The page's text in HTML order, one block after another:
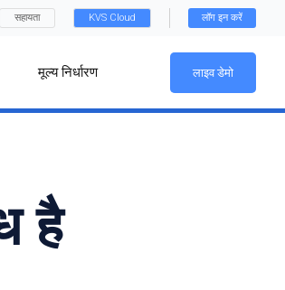
सहायता KVS Cloud लॉग इन करें
मूल्य निर्धारण लाइव डेमो
है